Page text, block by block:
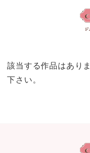
該当する作品はあり
下さい。